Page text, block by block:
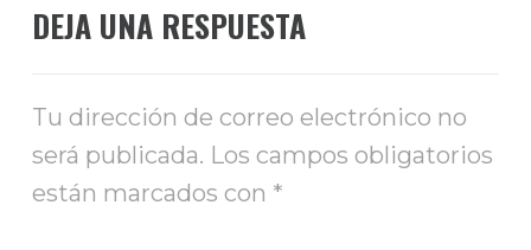
DEJA UNA RESPUESTA
Tu dirección de correo electrónico no
será publicada. Los campos obligatorios
están marcados con *